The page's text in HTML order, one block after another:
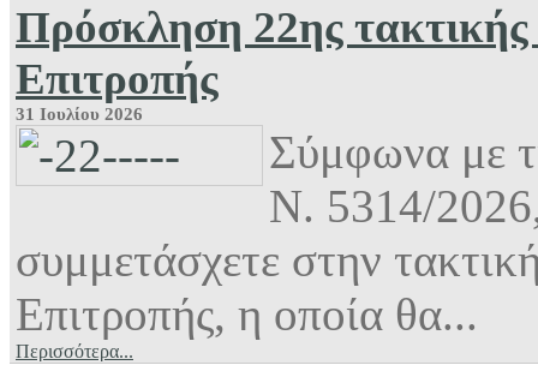
Πρόσκληση 22ης τακτικής
Επιτροπής
31 Ιουλίου 2026
Σύμφωνα με
Ν. 5314/
συμμετάσχετε στην
Επιτροπής, η οποία θα...
Περισσότερα...